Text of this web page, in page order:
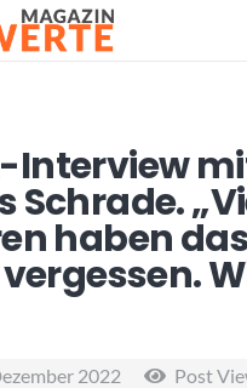
Interview
Schrade.
haben
2022 Post